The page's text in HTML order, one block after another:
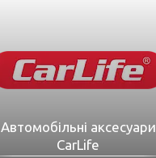
Автомобільні аксесуари
CarLife